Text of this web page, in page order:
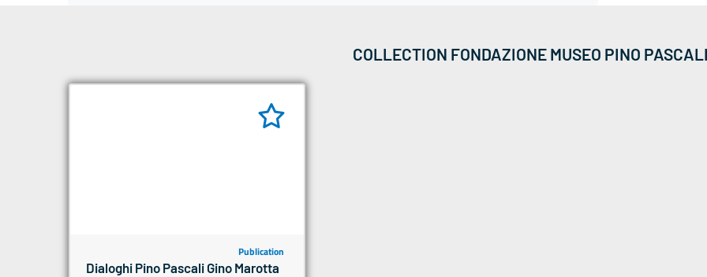
COLLECTION FONDAZIONE MUSEO PINO
Publication
Dialoghi Pino Pascali Gino Marotta